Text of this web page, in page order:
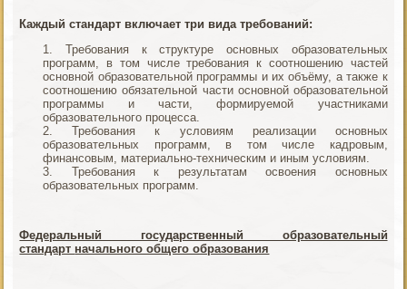
Каждый стандарт включает три вида требований:
Требования к структуре основных образовательных
программ, в том числе требования к соотношению частей
основной образовательной программы и их объёму, а также к
соотношению обязательной части основной образовательной
программы и части, формируемой участниками
образовательного процесса.
Требования к условиям реализации основных
образовательных программ, в том числе кадровым,
финансовым, материально-техническим и иным условиям.
Требования к результатам освоения основных
образовательных программ.
Федеральный государственный образовательный
стандарт начального общего образования